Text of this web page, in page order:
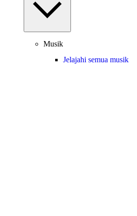
Musik
Jelajahi semua musik